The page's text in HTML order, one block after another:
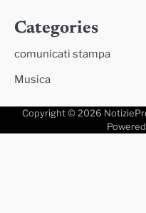
Categories
comunicati stampa
Musica
Copyright © 2026